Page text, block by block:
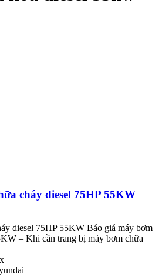
cháy diesel 75HP 55KW
diesel 75HP 55KW Báo giá máy bơm
– Khi cần trang bị máy bơm chữa